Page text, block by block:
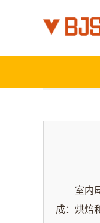
室内屋
成：烘焙